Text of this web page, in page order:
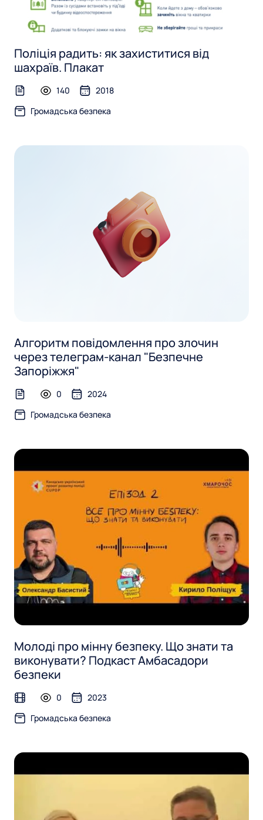
Поліція радить: як захиститися від
шахраїв. Плакат
text-file140
2018
Громадська безпека
Алгоритм повідомлення про злочин
через телеграм-канал "Безпечне
Запоріжжя"
text-file
0
2024
Громадська безпека
Молоді про мінну безпеку. Що знати та
виконувати? Подкаст Амбасадори
безпеки
video 0
2023
Громадська безпека